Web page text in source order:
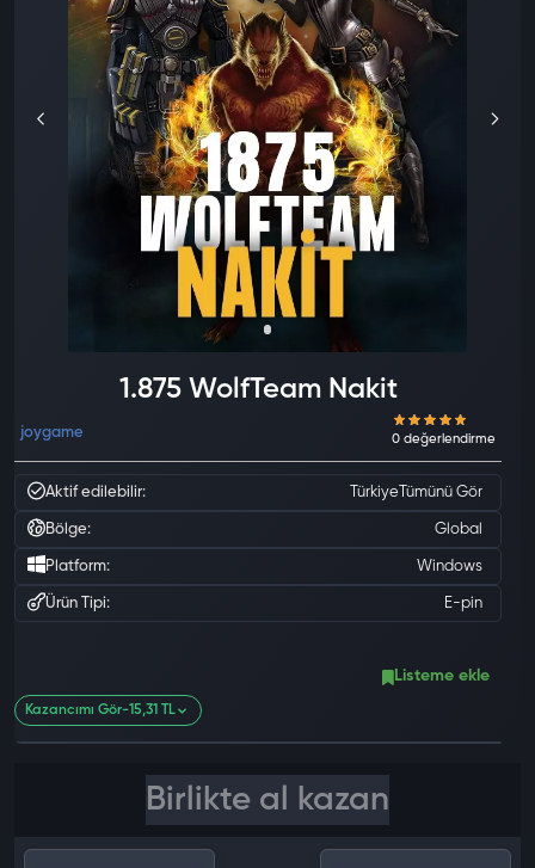
1.875 WolfTeam Nakit
joygame
Aktif edilebilir: Türkiye Tümünü Gör
Bölge: Global
Platform: Windows
Ürün Tipi: E-pin
Listeme ekle
Kazancımı Gör-15,31 TL
Birlikte al kazan